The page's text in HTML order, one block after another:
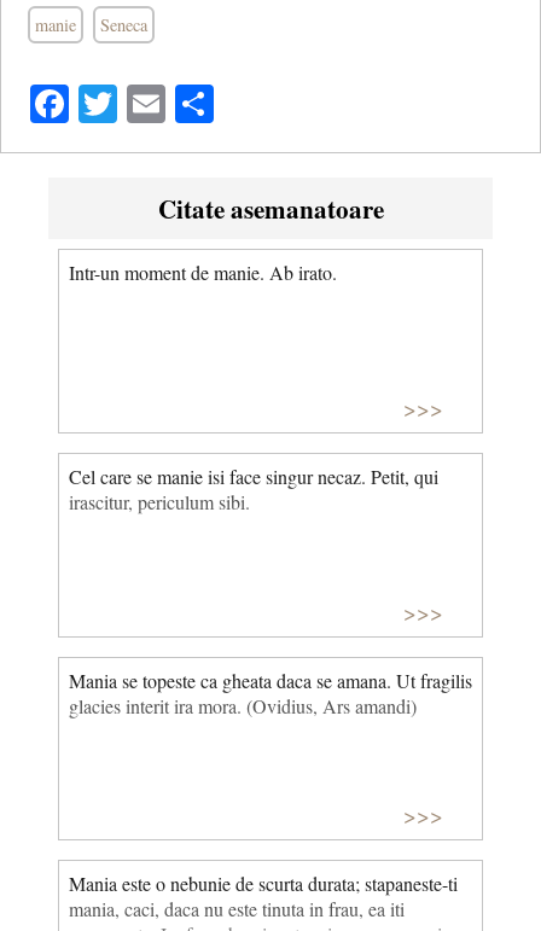
manie Seneca
Facebook
Twitter
Email
Citate asemanatoare
Intr-un moment de manie. Ab irato.
>>>
Cel care se manie isi face singur necaz. Petit, qui
irascitur, periculum sibi.
>>>
Mania se topeste ca gheata daca se amana. Ut fragilis
glacies interit ira mora. (Ovidius, Ars amandi)
>>>
Mania este o nebunie de scurta durata; stapaneste-ti
mania, caci, daca nu este tinuta in frau, ea iti